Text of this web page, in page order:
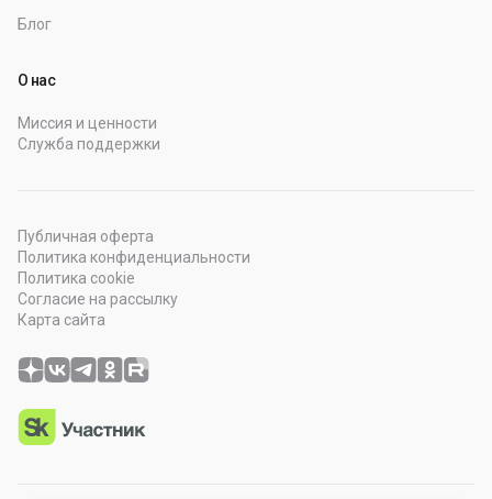
Блог
О нас
Миссия и ценности
Служба поддержки
Публичная оферта
Политика конфиденциальности
Политика cookie
Согласие на рассылку
Карта сайта